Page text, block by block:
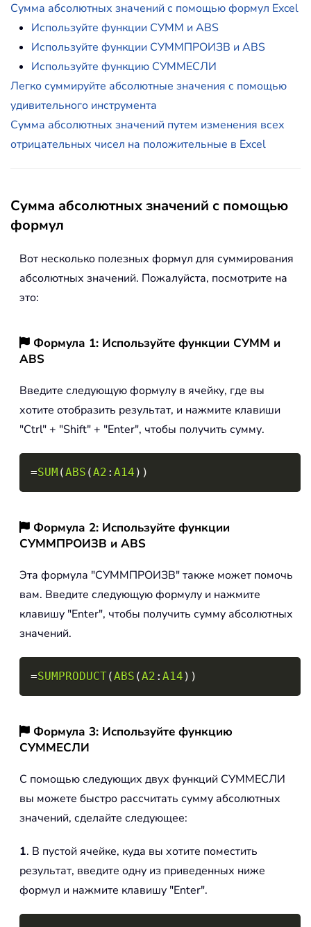
Сумма абсолютных значений с помощью формул Excel
Используйте функции СУММ и ABS
Используйте функции СУММПРОИЗВ и ABS
Используйте функцию СУММЕСЛИ
Легко суммируйте абсолютные значения с помощью
удивительного инструмента
Сумма абсолютных значений путем изменения всех
отрицательных чисел на положительные в Excel
Сумма абсолютных значений с помощью
формул
Вот несколько полезных формул для суммирования
абсолютных значений. Пожалуйста, посмотрите на
это:
Формула 1: Используйте функции СУММ и
ABS
Введите следующую формулу в ячейку, где вы
хотите отобразить результат, и нажмите клавиши
"Ctrl" + "Shift" + "Enter", чтобы получить сумму.
=SUM (ABS (A2 : A14 ) )
Формула 2: Используйте функции
СУММПРОИЗВ и ABS
Эта формула "СУММПРОИЗВ" также может помочь
вам. Введите следующую формулу и нажмите
клавишу "Enter", чтобы получить сумму абсолютных
значений.
=SUMPRODUCT(ABS (A2 : A14 ) )
Формула 3: Используйте функцию
СУММЕСЛИ
С помощью следующих двух функций СУММЕСЛИ
вы можете быстро рассчитать сумму абсолютных
значений, сделайте следующее:
1. В пустой ячейке, куда вы хотите поместить
результат, введите одну из приведенных ниже
формул и нажмите клавишу "Enter".